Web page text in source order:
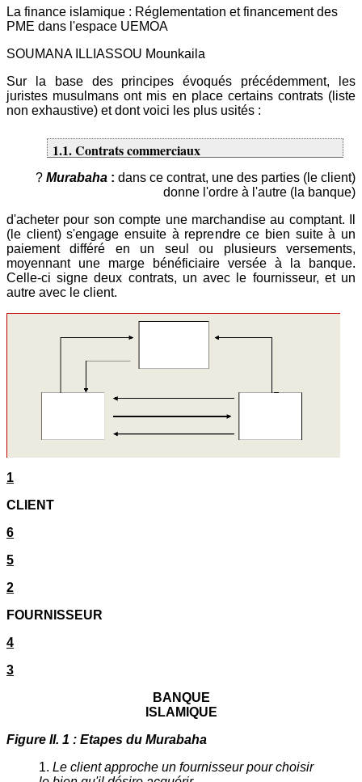
La finance islamique : Réglementation et financement des
PME dans l'espace UEMOA
SOUMANA ILLIASSOU Mounkaila
Sur la base des principes évoqués précédemment, les
juristes musulmans ont mis en place certains contrats (liste
non exhaustive) et dont voici les plus usités :
1.1. Contrats commerciaux
? Murabaha : dans ce contrat, une des parties (le client)
donne l'ordre à l'autre (la banque)
d'acheter pour son compte une marchandise au comptant. Il
(le client) s'engage ensuite à reprendre ce bien suite à un
paiement différé en un seul ou plusieurs versements,
moyennant une marge bénéficiaire versée à la banque.
Celle-ci signe deux contrats, un avec le fournisseur, et un
autre avec le client.
1
CLIENT
6
5
2
FOURNISSEUR
4
3
BANQUE
ISLAMIQUE
Figure II. 1 : Etapes du Murabaha
1. Le client approche un fournisseur pour choisir